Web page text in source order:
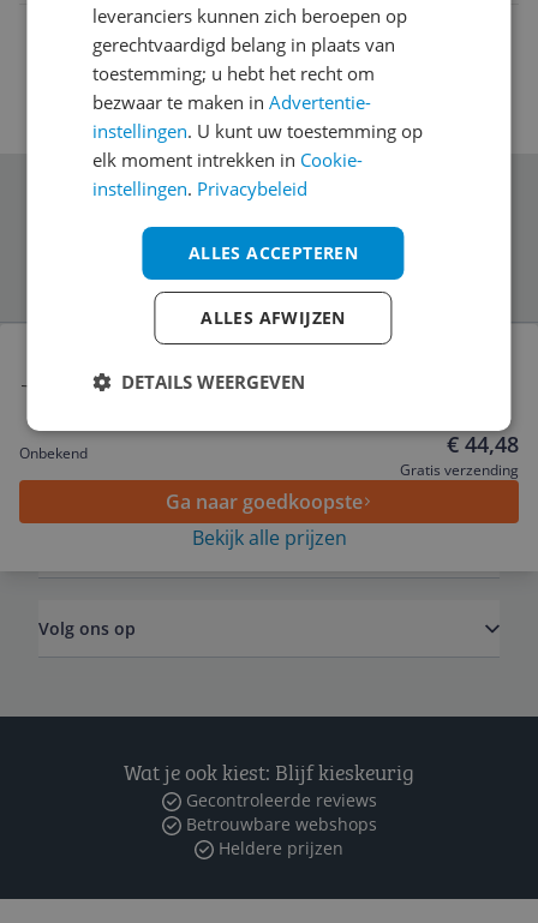
31.8 mm / 760 mm
Onbekend € 44,48
Gratis verzending
Ga naar goedkoopste
Bekijk alle prijzen
Schrijf je in voor onze nieuwsbrief
Service
Volg ons op
Wat je ook kiest: Blijf kieskeurig
Gecontroleerde reviews
Betrouwbare webshops
Heldere prijzen
leveranciers kunnen zich beroepen op
gerechtvaardigd belang in plaats van
toestemming; u hebt het recht om
bezwaar te maken inAdvertentie-
instellingen. U kunt uw toestemming op
elk moment intrekken in Cookie-
instellingen. Privacybeleid
ALLES ACCEPTEREN
ALLES AFWIJZEN
DETAILS WEERGEVEN